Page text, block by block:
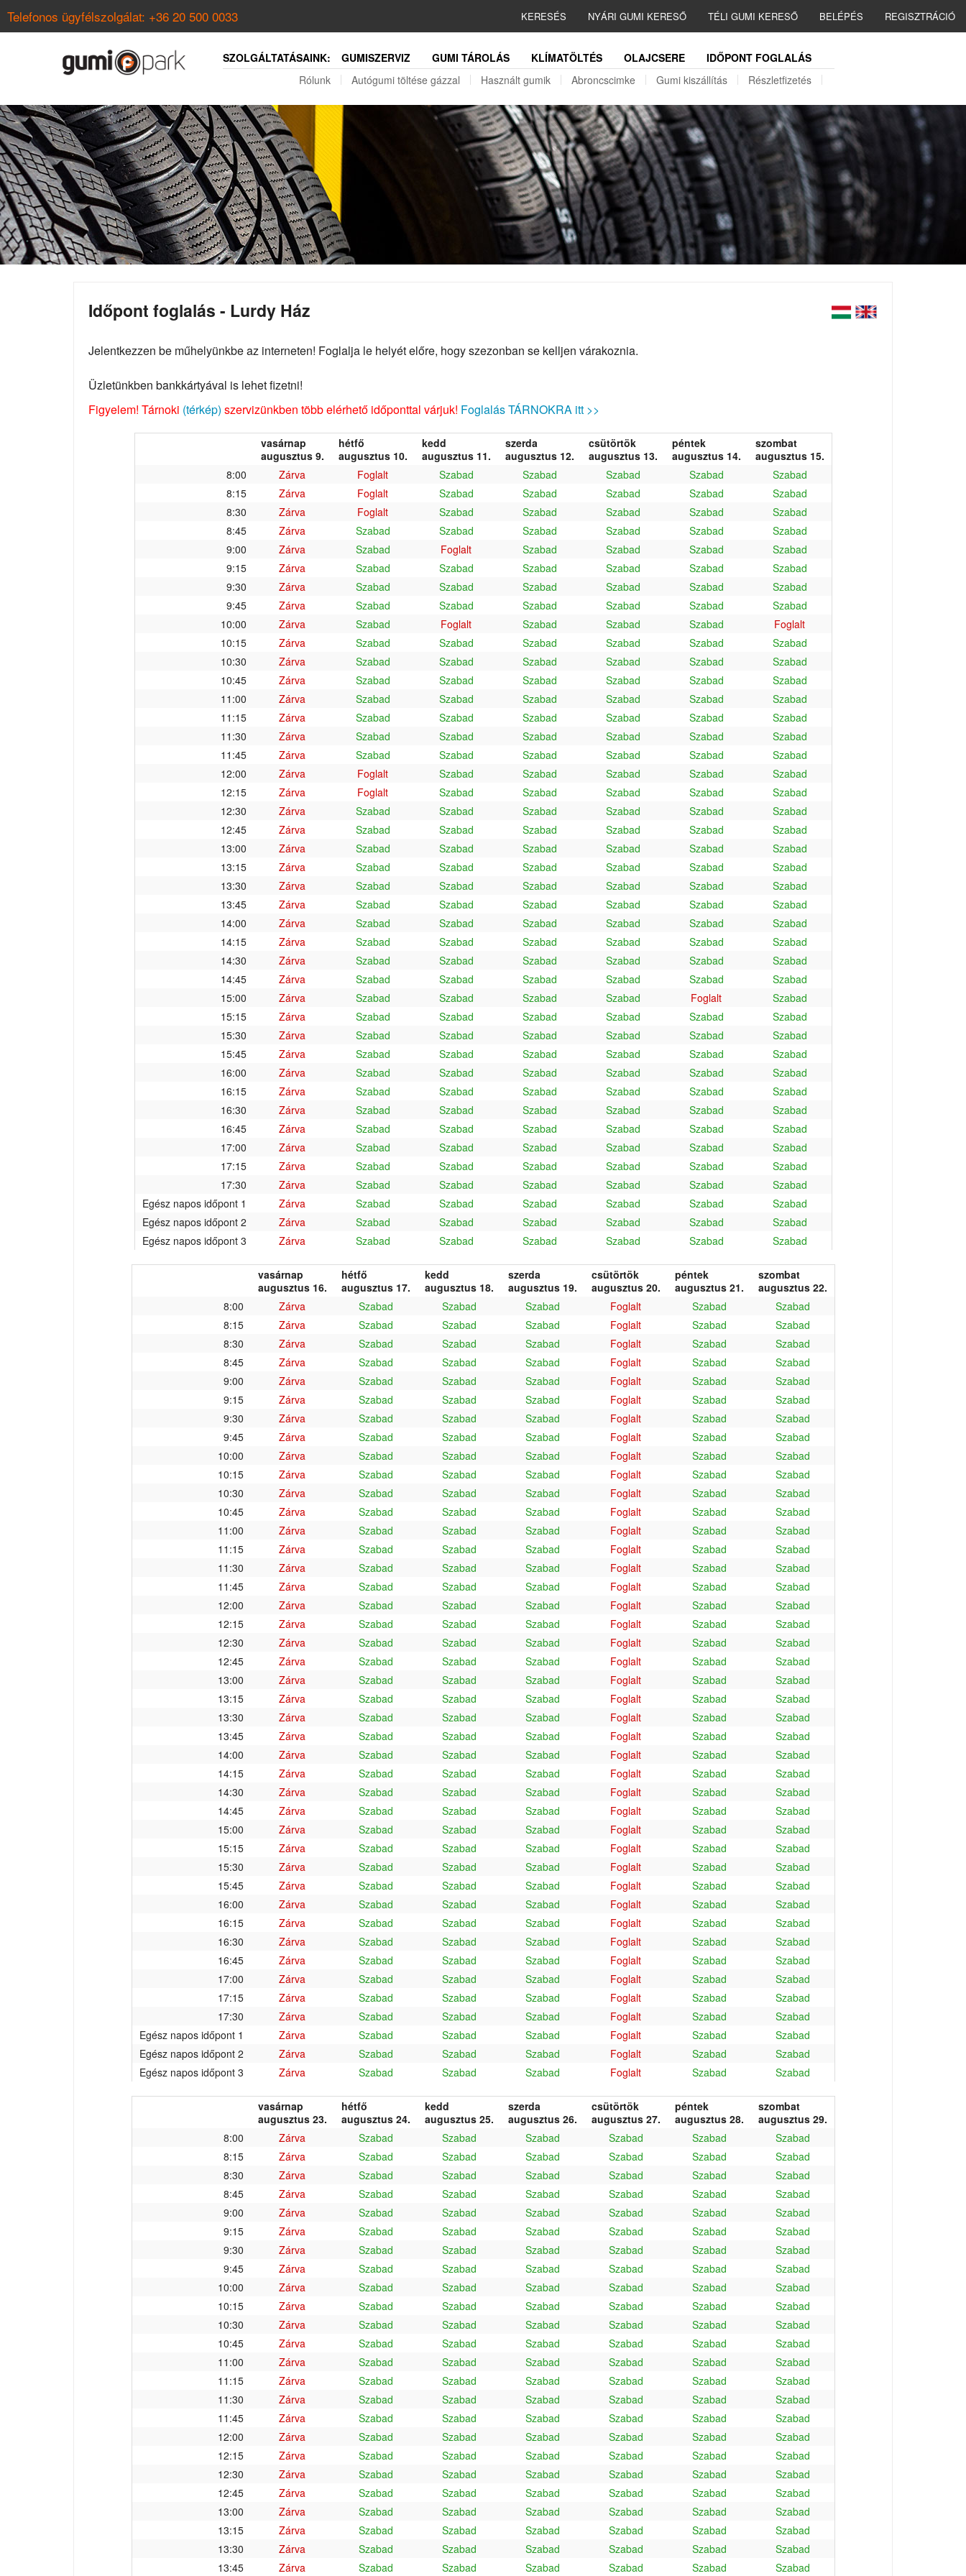
Telefonos ügyfélszolgálat: +36 20 500 0033 KERESÉS NYÁRI GUMI KERESŐ TÉLI GUMI KERESŐ BELÉPÉS REGISZTRÁCIÓ
SZOLGÁLTATÁSAINK: GUMISZERVIZ GUMI TÁROLÁS KLÍMATÖLTÉS OLAJCSERE
IDŐPONT FOGLALÁS
Rólunk
Autógumi töltése gázzal Használt gumik Abroncscimke Gumi kiszállítás Részletfizetés
Időpont foglalás - Lurdy Ház
Jelentkezzen be műhelyünkbe az interneten! Foglalja le helyét előre, hogy szezonban se kelljen várakoznia.
Üzletünkben bankkártyával is lehet fizetni!
Figyelem! Tárnoki (térkép) szervizünkben több elérhető időponttal várjuk! Foglalás TÁRNOKRA itt >>
vasárnap
augusztus 9.
hétfő
augusztus 10.
kedd
augusztus 11.
szerda
augusztus 12.
csütörtök
augusztus 13.
péntek
augusztus 14.
szombat
augusztus 15.
8:00
Zárva Foglalt Szabad Szabad Szabad Szabad
Szabad
8:15
Zárva Foglalt Szabad Szabad Szabad Szabad
Szabad
8:30
Zárva Foglalt Szabad Szabad Szabad Szabad
Szabad
8:45
Zárva Szabad Szabad Szabad Szabad Szabad
Szabad
9:00
Zárva Szabad Foglalt Szabad Szabad Szabad
Szabad
9:15
Zárva Szabad Szabad Szabad Szabad Szabad
Szabad
9:30
Zárva Szabad Szabad Szabad Szabad Szabad
Szabad
9:45
Zárva Szabad Szabad Szabad Szabad Szabad
Szabad
10:00
Zárva Szabad Foglalt Szabad Szabad Szabad
Foglalt
10:15
Zárva Szabad Szabad Szabad Szabad Szabad
Szabad
10:30
Zárva Szabad Szabad Szabad Szabad Szabad
Szabad
10:45
Zárva Szabad Szabad Szabad Szabad Szabad
Szabad
11:00
Zárva Szabad Szabad Szabad Szabad Szabad
Szabad
11:15
Zárva Szabad Szabad Szabad Szabad Szabad
Szabad
11:30
Zárva Szabad Szabad Szabad Szabad Szabad
Szabad
11:45
Zárva Szabad Szabad Szabad Szabad Szabad
Szabad
12:00
Zárva Foglalt Szabad Szabad Szabad Szabad
Szabad
12:15
Zárva Foglalt Szabad Szabad Szabad Szabad
Szabad
12:30
Zárva Szabad Szabad Szabad Szabad Szabad
Szabad
12:45
Zárva Szabad Szabad Szabad Szabad Szabad
Szabad
13:00
Zárva Szabad Szabad Szabad Szabad Szabad
Szabad
13:15
Zárva Szabad Szabad Szabad Szabad Szabad
Szabad
13:30
Zárva Szabad Szabad Szabad Szabad Szabad
Szabad
13:45
Zárva Szabad Szabad Szabad Szabad Szabad
Szabad
14:00
Zárva Szabad Szabad Szabad Szabad Szabad
Szabad
14:15
Zárva Szabad Szabad Szabad Szabad Szabad
Szabad
14:30
Zárva Szabad Szabad Szabad Szabad Szabad
Szabad
14:45
Zárva Szabad Szabad Szabad Szabad Szabad
Szabad
15:00
Zárva Szabad Szabad Szabad Szabad Foglalt
Szabad
15:15
Zárva Szabad Szabad Szabad Szabad Szabad
Szabad
15:30
Zárva Szabad Szabad Szabad Szabad Szabad
Szabad
15:45
Zárva Szabad Szabad Szabad Szabad Szabad
Szabad
16:00
Zárva Szabad Szabad Szabad Szabad Szabad
Szabad
16:15
Zárva Szabad Szabad Szabad Szabad Szabad
Szabad
16:30
Zárva Szabad Szabad Szabad Szabad Szabad
Szabad
16:45
Zárva Szabad Szabad Szabad Szabad Szabad
Szabad
17:00
Zárva Szabad Szabad Szabad Szabad Szabad
Szabad
17:15
Zárva Szabad Szabad Szabad Szabad Szabad
Szabad
17:30
Zárva Szabad Szabad Szabad Szabad Szabad
Szabad
Egész napos időpont 1
Zárva Szabad Szabad Szabad Szabad Szabad
Szabad
Egész napos időpont 2
Zárva Szabad Szabad Szabad Szabad Szabad
Szabad
Egész napos időpont 3
Zárva Szabad Szabad Szabad Szabad Szabad Szabad
vasárnap
augusztus 16.
hétfő
augusztus 17.
kedd
augusztus 18.
szerda
augusztus 19.
csütörtök
augusztus 20.
péntek
augusztus 21.
szombat
augusztus 22.
8:00
Zárva Szabad Szabad Szabad Foglalt Szabad
Szabad
8:15
Zárva Szabad Szabad Szabad Foglalt Szabad
Szabad
8:30
Zárva Szabad Szabad Szabad Foglalt Szabad
Szabad
8:45
Zárva Szabad Szabad Szabad Foglalt Szabad
Szabad
9:00
Zárva Szabad Szabad Szabad Foglalt Szabad
Szabad
9:15
Zárva Szabad Szabad Szabad Foglalt Szabad
Szabad
9:30
Zárva Szabad Szabad Szabad Foglalt Szabad
Szabad
9:45
Zárva Szabad Szabad Szabad Foglalt Szabad
Szabad
10:00
Zárva Szabad Szabad Szabad Foglalt Szabad
Szabad
10:15
Zárva Szabad Szabad Szabad Foglalt Szabad
Szabad
10:30
Zárva Szabad Szabad Szabad Foglalt Szabad
Szabad
10:45
Zárva Szabad Szabad Szabad Foglalt Szabad
Szabad
11:00
Zárva Szabad Szabad Szabad Foglalt Szabad
Szabad
11:15
Zárva Szabad Szabad Szabad Foglalt Szabad
Szabad
11:30
Zárva Szabad Szabad Szabad Foglalt Szabad
Szabad
11:45
Zárva Szabad Szabad Szabad Foglalt Szabad
Szabad
12:00
Zárva Szabad Szabad Szabad Foglalt Szabad
Szabad
12:15
Zárva Szabad Szabad Szabad Foglalt Szabad
Szabad
12:30
Zárva Szabad Szabad Szabad Foglalt Szabad
Szabad
12:45
Zárva Szabad Szabad Szabad Foglalt Szabad
Szabad
13:00
Zárva Szabad Szabad Szabad Foglalt Szabad
Szabad
13:15
Zárva Szabad Szabad Szabad Foglalt Szabad
Szabad
13:30
Zárva Szabad Szabad Szabad Foglalt Szabad
Szabad
13:45
Zárva Szabad Szabad Szabad Foglalt Szabad
Szabad
14:00
Zárva Szabad Szabad Szabad Foglalt Szabad
Szabad
14:15
Zárva Szabad Szabad Szabad Foglalt Szabad
Szabad
14:30
Zárva Szabad Szabad Szabad Foglalt Szabad
Szabad
14:45
Zárva Szabad Szabad Szabad Foglalt Szabad
Szabad
15:00
Zárva Szabad Szabad Szabad Foglalt Szabad
Szabad
15:15
Zárva Szabad Szabad Szabad Foglalt Szabad
Szabad
15:30
Zárva Szabad Szabad Szabad Foglalt Szabad
Szabad
15:45
Zárva Szabad Szabad Szabad Foglalt Szabad
Szabad
16:00
Zárva Szabad Szabad Szabad Foglalt Szabad
Szabad
16:15
Zárva Szabad Szabad Szabad Foglalt Szabad
Szabad
16:30
Zárva Szabad Szabad Szabad Foglalt Szabad
Szabad
16:45
Zárva Szabad Szabad Szabad Foglalt Szabad
Szabad
17:00
Zárva Szabad Szabad Szabad Foglalt Szabad
Szabad
17:15
Zárva Szabad Szabad Szabad Foglalt Szabad
Szabad
17:30
Zárva Szabad Szabad Szabad Foglalt Szabad
Szabad
Egész napos időpont 1
Zárva Szabad Szabad Szabad Foglalt Szabad
Szabad
Egész napos időpont 2
Zárva Szabad Szabad Szabad Foglalt Szabad
Szabad
Egész napos időpont 3
Zárva Szabad Szabad Szabad Foglalt Szabad Szabad
vasárnap
augusztus 23.
hétfő
augusztus 24.
kedd
augusztus 25.
szerda
augusztus 26.
csütörtök
augusztus 27.
péntek
augusztus 28.
szombat
augusztus 29.
8:00
Zárva Szabad Szabad Szabad Szabad Szabad
Szabad
8:15
Zárva Szabad Szabad Szabad Szabad Szabad
Szabad
8:30
Zárva Szabad Szabad Szabad Szabad Szabad
Szabad
8:45
Zárva Szabad Szabad Szabad Szabad Szabad
Szabad
9:00
Zárva Szabad Szabad Szabad Szabad Szabad
Szabad
9:15
Zárva Szabad Szabad Szabad Szabad Szabad
Szabad
9:30
Zárva Szabad Szabad Szabad Szabad Szabad
Szabad
9:45
Zárva Szabad Szabad Szabad Szabad Szabad
Szabad
10:00
Zárva Szabad Szabad Szabad Szabad Szabad
Szabad
10:15
Zárva Szabad Szabad Szabad Szabad Szabad
Szabad
10:30
Zárva Szabad Szabad Szabad Szabad Szabad
Szabad
10:45
Zárva Szabad Szabad Szabad Szabad Szabad
Szabad
11:00
Zárva Szabad Szabad Szabad Szabad Szabad
Szabad
11:15
Zárva Szabad Szabad Szabad Szabad Szabad
Szabad
11:30
Zárva Szabad Szabad Szabad Szabad Szabad
Szabad
11:45
Zárva Szabad Szabad Szabad Szabad Szabad
Szabad
12:00
Zárva Szabad Szabad Szabad Szabad Szabad
Szabad
12:15
Zárva Szabad Szabad Szabad Szabad Szabad
Szabad
12:30
Zárva Szabad Szabad Szabad Szabad Szabad
Szabad
12:45
Zárva Szabad Szabad Szabad Szabad Szabad
Szabad
13:00
Zárva Szabad Szabad Szabad Szabad Szabad
Szabad
13:15
Zárva Szabad Szabad Szabad Szabad Szabad
Szabad
13:30
Zárva Szabad Szabad Szabad Szabad Szabad
Szabad
13:45
Zárva Szabad Szabad Szabad Szabad Szabad Szabad